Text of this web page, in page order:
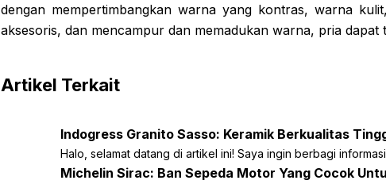
dengan mempertimbangkan warna yang kontras, warna
aksesoris, dan mencampur dan memadukan warna, pria dapat
Artikel Terkait
Indogress Granito Sasso: Keramik Berkualitas
Halo, selamat datang di artikel ini! Saya ingin berbagi
Michelin Sirac: Ban Sepeda Motor Yang Cocok